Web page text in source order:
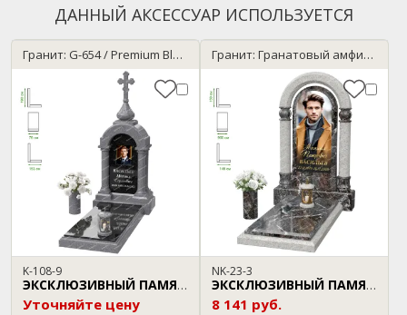
ДАННЫЙ АКСЕССУАР ИСПОЛЬЗУЕТСЯ
Гранит: G-654 / Premium Black
K-108-9
ЭКСКЛЮЗИВНЫЙ ПАМЯТНИК
Уточняйте цену
Гранит: Гранатовый амфиболит / Мансуровский
NK-23-3
ЭКСКЛЮЗИВНЫЙ ПАМЯТНИК
8 141 руб.